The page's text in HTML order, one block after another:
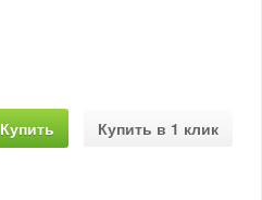
Купить
Купить в 1 клик